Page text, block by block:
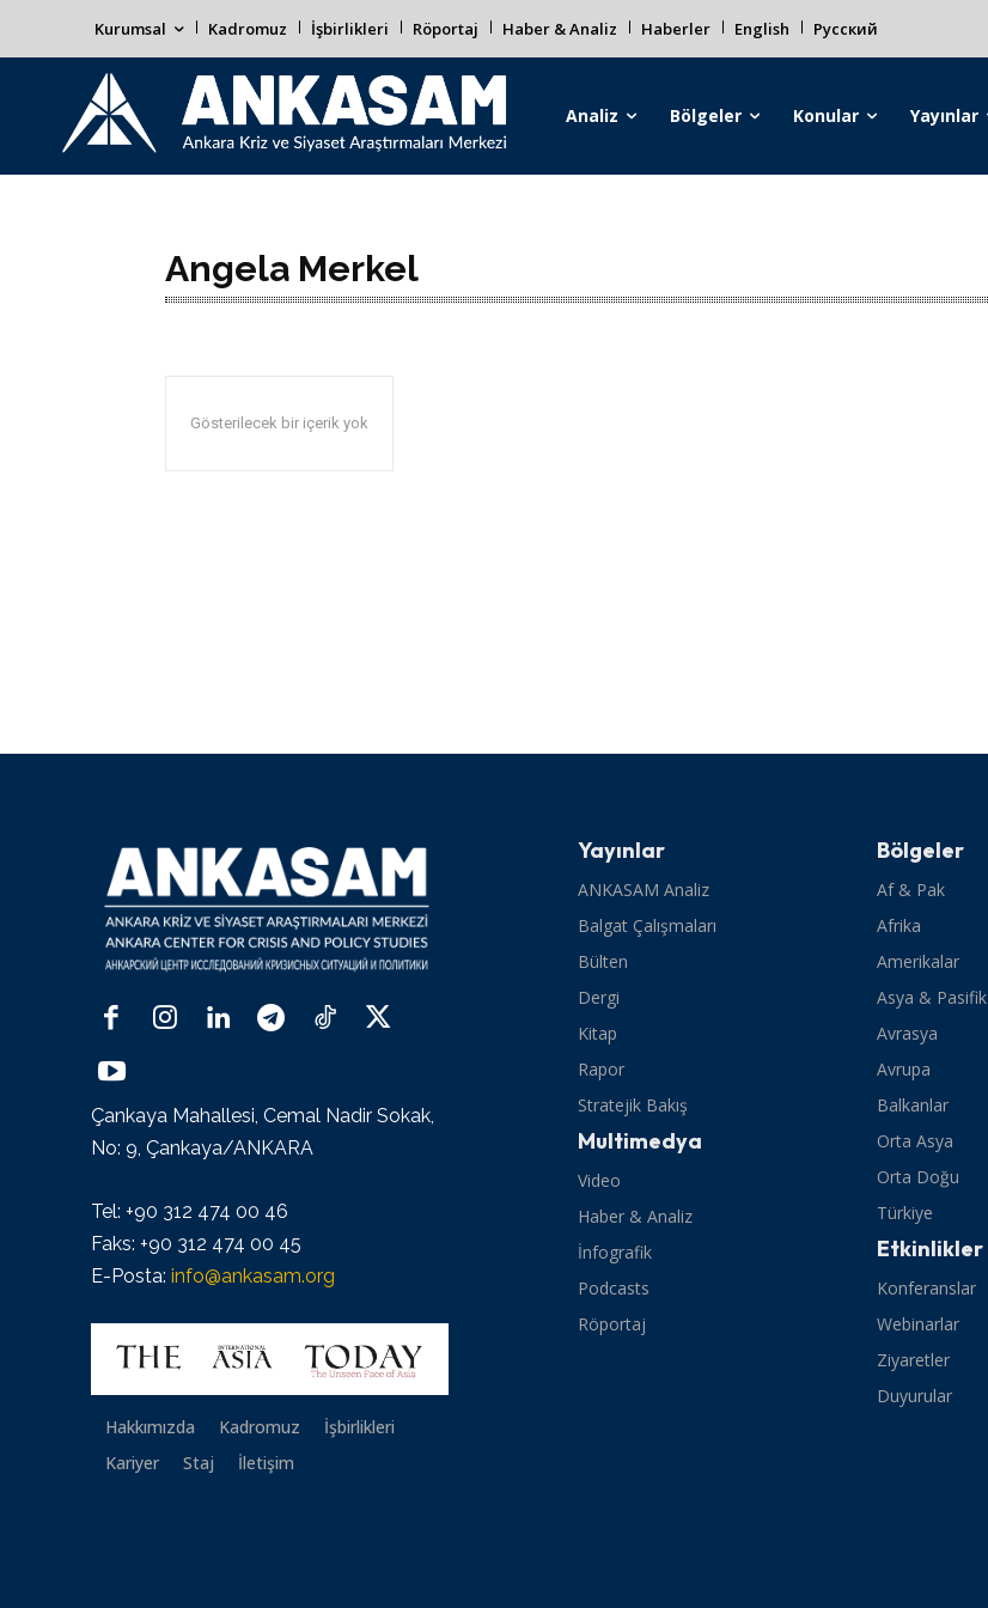
Kurumsal Kadromuz İşbirlikleri Röportaj Haber & Analiz Haberler English Русский
Analiz Bölgeler Konular Yayınlar
Angela Merkel
Gösterilecek bir içerik yok
Çankaya Mahallesi, Cemal Nadir Sokak,
No: 9, Çankaya/ANKARA
Tel: +90 312 474 00 46
Faks: +90 312 474 00 45
E-Posta: info@ankasam.org
Hakkımızda Kadromuz
İşbirlikleri
Kariyer
Staj İletişim
Yayınlar
ANKASAM Analiz
Balgat Çalışmaları
Bülten
Dergi
Kitap
Rapor
Stratejik Bakış
Multimedya
Video
Haber & Analiz
İnfografik
Podcasts
Röportaj
Bölgeler
Af & Pak
Afrika
Amerikalar
Asya & Pasifik
Avrasya
Avrupa
Balkanlar
Orta Asya
Orta Doğu
Türkiye
Etkinlikler
Konferanslar
Webinarlar
Ziyaretler
Duyurular